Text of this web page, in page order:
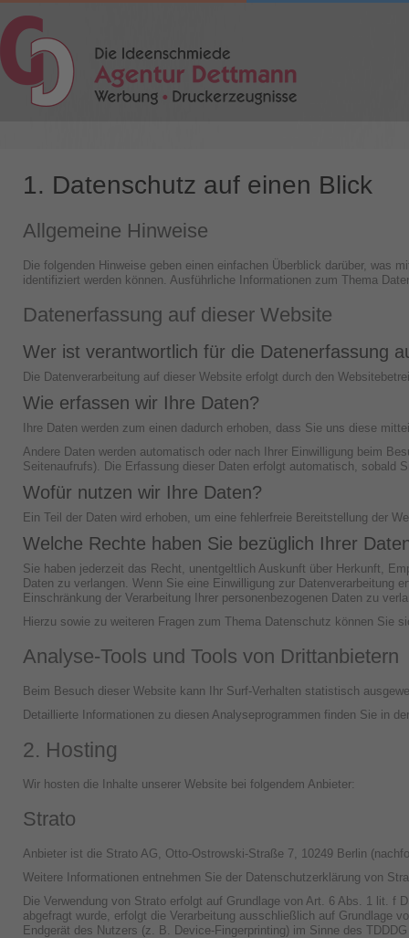
1. Datenschutz auf einen Blick
Allgemeine Hinweise
Die folgenden Hinweise geben einen einfachen Überblick darüber, was
identifiziert werden können. Ausführliche Informationen zum Thema
Datenerfassung auf dieser Website
Wer ist verantwortlich für die Datenerfassung
Die Datenverarbeitung auf dieser Website erfolgt durch den
Wie erfassen wir Ihre Daten?
Ihre Daten werden zum einen dadurch erhoben, dass Sie uns diese
Andere Daten werden automatisch oder nach Ihrer Einwilligung beim
Seitenaufrufs). Die Erfassung dieser Daten erfolgt automatisch, sobald
Wofür nutzen wir Ihre Daten?
Ein Teil der Daten wird erhoben, um eine fehlerfreie Bereitstellung der
Welche Rechte haben Sie bezüglich Ihrer
Sie haben jederzeit das Recht, unentgeltlich Auskunft über Herkunft,
Daten zu verlangen. Wenn Sie eine Einwilligung zur Datenverarbeitung
Einschränkung der Verarbeitung Ihrer personenbezogenen Daten zu
Hierzu sowie zu weiteren Fragen zum Thema Datenschutz können Sie
Analyse-Tools und Tools von Dritt­anbietern
Beim Besuch dieser Website kann Ihr Surf-Verhalten statistisch
Detaillierte Informationen zu diesen Analyseprogrammen finden Sie in
2. Hosting
Wir hosten die Inhalte unserer Website bei folgendem Anbieter:
Strato
Anbieter ist die Strato AG, Otto-Ostrowski-Straße 7, 10249 Berlin
Weitere Informationen entnehmen Sie der Datenschutzerklärung von
Die Verwendung von Strato erfolgt auf Grundlage von Art. 6 Abs. 1 lit. f
abgefragt wurde, erfolgt die Verarbeitung ausschließlich auf Grundlage
Endgerät des Nutzers (z. B. Device-Fingerprinting) im Sinne des